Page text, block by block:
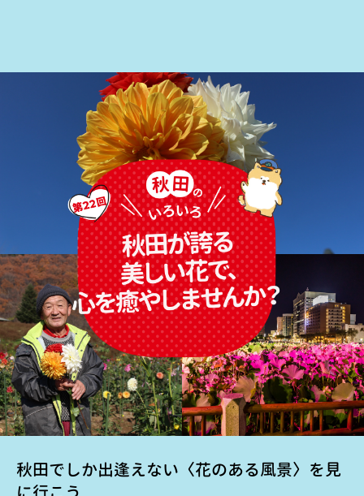
秋田でしか出逢えない〈花のある風景〉を見